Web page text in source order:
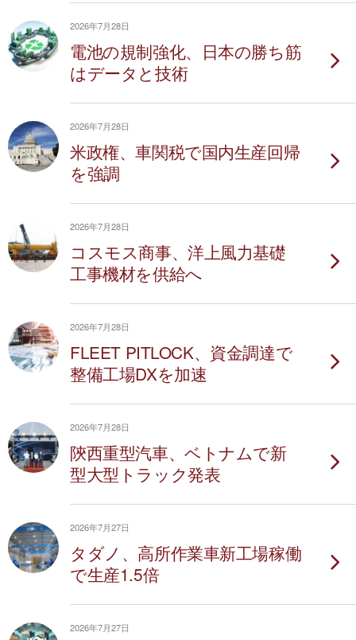
2026年7月28日
電池の規制強化、日本の勝ち筋
はデータと技術
2026年7月28日
米政権、車関税で国内生産回帰
を強調
2026年7月28日
コスモス商事、洋上風力基礎
工事機材を供給へ
2026年7月28日
FLEET PITLOCK、資金調達で
整備工場DXを加速
2026年7月28日
陝西重型汽車、ベトナムで新
型大型トラック発表
2026年7月27日
タダノ、高所作業車新工場稼働
で生産1.5倍
2026年7月27日